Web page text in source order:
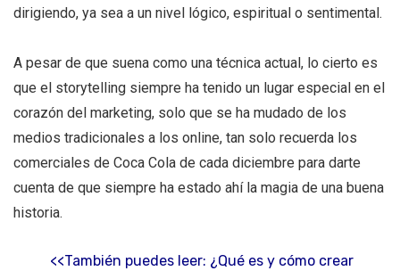
dirigiendo, ya sea a un nivel lógico, espiritual o sentimental.
A pesar de que suena como una técnica actual, lo cierto es
que el storytelling siempre ha tenido un lugar especial en el
corazón del marketing, solo que se ha mudado de los
medios tradicionales a los online, tan solo recuerda los
comerciales de Coca Cola de cada diciembre para darte
cuenta de que siempre ha estado ahí la magia de una buena
historia.
<<También puedes leer: ¿Qué es y cómo crear